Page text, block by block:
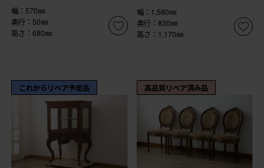
幅：570㎜
奥行：50㎜
高さ：680㎜
幅：1,580㎜
奥行：830㎜
高さ：1,170㎜
これからリペア予定品 高品質リペア済み品